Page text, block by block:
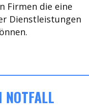
Firmen die eine
Dienstleistungen